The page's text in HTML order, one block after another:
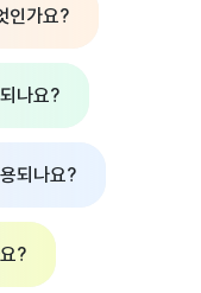
인가요?
나요?
되나요?
?